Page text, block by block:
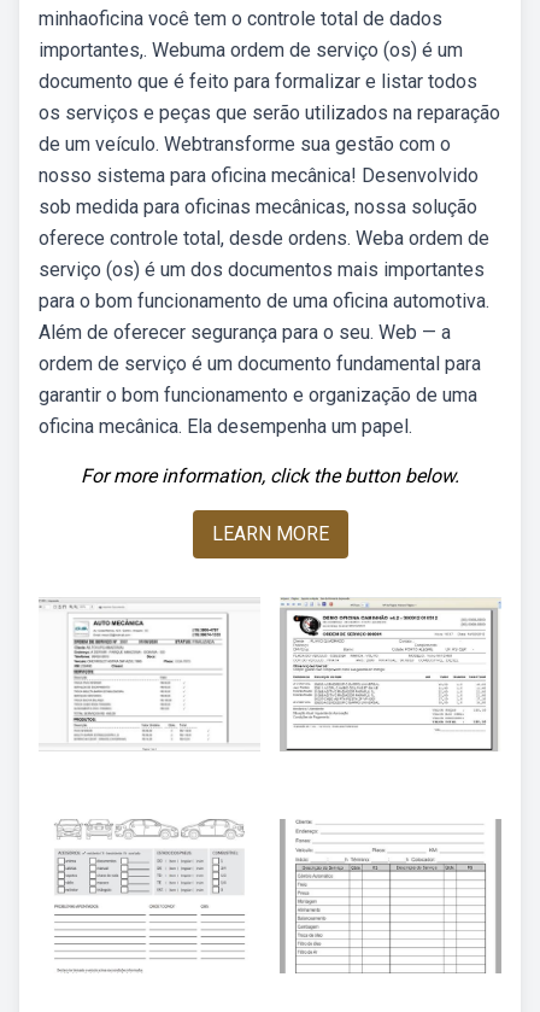
minhaoficina você tem o controle total de dados
importantes,. Webuma ordem de serviço (os) é um
documento que é feito para formalizar e listar todos
os serviços e peças que serão utilizados na reparação
de um veículo. Webtransforme sua gestão com o
nosso sistema para oficina mecânica! Desenvolvido
sob medida para oficinas mecânicas, nossa solução
oferece controle total, desde ordens. Weba ordem de
serviço (os) é um dos documentos mais importantes
para o bom funcionamento de uma oficina automotiva.
Além de oferecer segurança para o seu. Web — a
ordem de serviço é um documento fundamental para
garantir o bom funcionamento e organização de uma
oficina mecânica. Ela desempenha um papel.
For more information, click the button below.
LEARN MORE